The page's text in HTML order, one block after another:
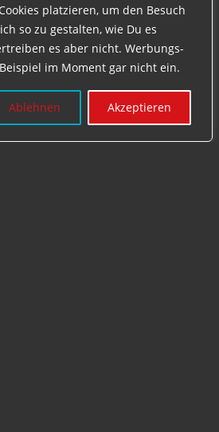
platzieren, um den Besuch
so zu gestalten, wie Du es
es aber nicht. Werbungs-
im Moment gar nicht ein.
Ablehnen Akzeptieren